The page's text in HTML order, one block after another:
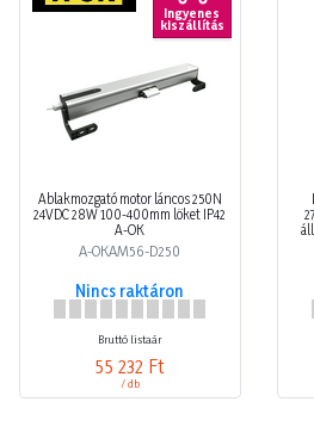
Ingyenes
kiszállítás
Ablakmozgató motor láncos 250N
24VDC 28W 100-400mm löket IP42
A-OK
A-OKAM56-D250
Nincs raktáron
Bruttó listaár
55 232 Ft
/ db